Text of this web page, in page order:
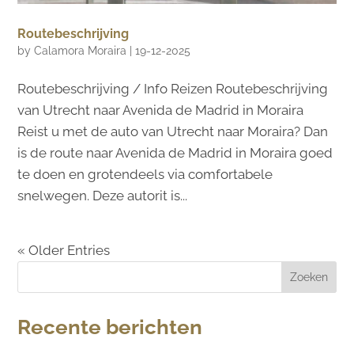
Routebeschrijving
byCalamora Moraira |19-12-2025
Routebeschrijving / Info Reizen Routebeschrijving
van Utrecht naar Avenida de Madrid in Moraira
Reist u met de auto van Utrecht naar Moraira? Dan
is de route naar Avenida de Madrid in Moraira goed
te doen en grotendeels via comfortabele
snelwegen. Deze autorit is...
« Older Entries
Zoeken
Recente berichten